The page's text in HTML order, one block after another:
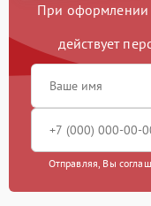
При оформлении
действует
Отправляя, Вы